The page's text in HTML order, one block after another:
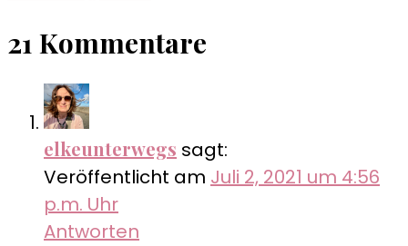
21 Kommentare
elkeunterwegs sagt:
Veröffentlicht am Juli 2, 2021 um 4:56
p.m. Uhr
Antworten